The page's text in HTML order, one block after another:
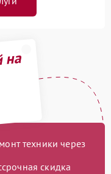
техники через
скидка